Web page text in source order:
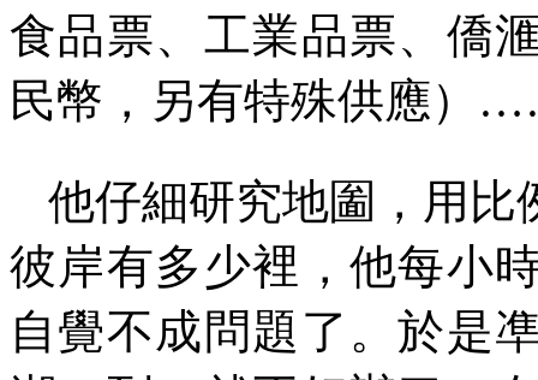
食品票、工業品票、僑
民幣，另有特殊供應）
他仔細研究地圗，用比
彼岸有多少裡，他每小
自覺不成問題了。於是